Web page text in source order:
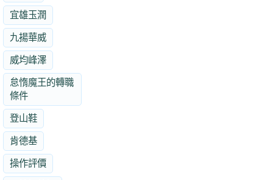
宜雄玉潤
九揚華威
威均峰澤
怠惰魔王的轉職
條件
登山鞋
肯德基
操作評價